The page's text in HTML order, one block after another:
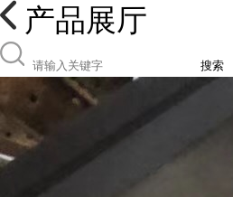
产品展厅
搜索